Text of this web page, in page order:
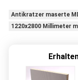
Antikratzer maserte
1220x2800 Millimeter